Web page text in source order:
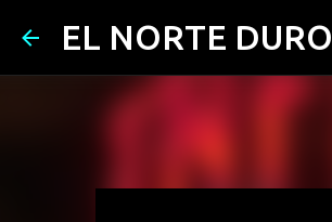
EL NORTE DURO